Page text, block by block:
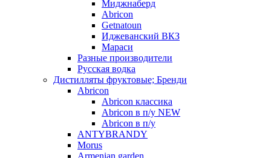
Миджнаберд
Abricon
Getnatoun
Иджеванский ВКЗ
Мараси
Разные производители
Русская водка
Дистилляты фруктовые; Бренди
Abricon
Abricon классика
Abricon в п/у NEW
Abricon в п/у
ANTYBRANDY
Morus
Armenian garden